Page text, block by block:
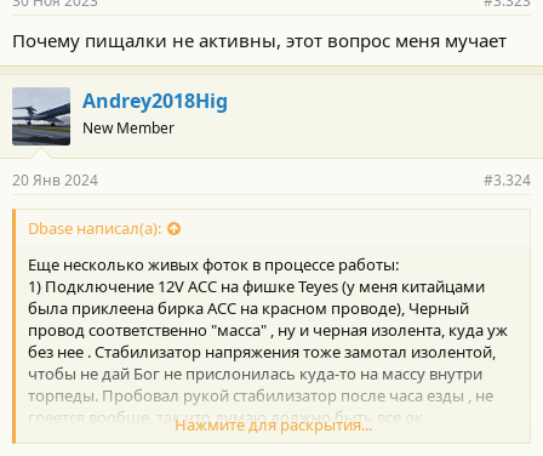
Почему пищалки не активны, этот вопрос меня мучает
Andrey2018Hig
New Member
20 Янв 2024 #3.324
Dbase написал(а):
Еще несколько живых фоток в процессе работы:
1) Подключение 12V ACC на фишке Teyes (у меня китайцами
была приклеена бирка ACC на красном проводе), Черный
провод соответственно "масса" , ну и черная изолента, куда уж
без нее . Стабилизатор напряжения тоже замотал изолентой,
чтобы не дай Бог не прислонилась куда-то на массу внутри
торпеды. Пробовал рукой стабилизатор после часа езды , не
греется вообще, так что думаю должно быть все ок.
Посмотреть вложение 89200
Нажмите для раскрытия...